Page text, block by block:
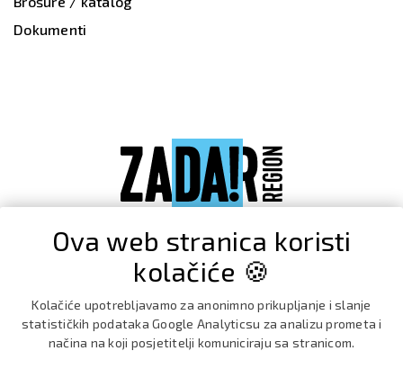
Dokumenti
Ova web stranica koristi
kolačiće 🍪
Kolačiće upotrebljavamo za anonimno prikupljanje i slanje
statističkih podataka Google Analyticsu za analizu prometa i
načina na koji posjetitelji komuniciraju sa stranicom.